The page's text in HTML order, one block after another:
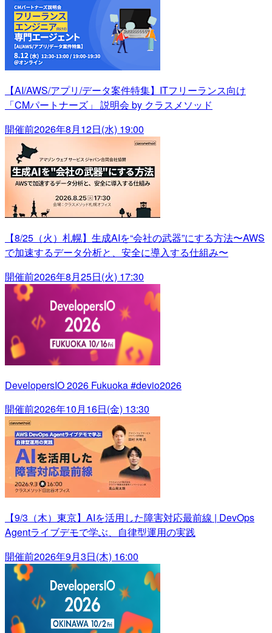
【AI/AWS/アプリ/データ案件特集】ITフリーランス向け
「CMパートナーズ」 説明会 by クラスメソッド
開催前2026年8月12日(水) 19:00
【8/25（火）札幌】生成AIを“会社の武器”にする方法〜AWS
で加速するデータ分析と、安全に導入する仕組み〜
開催前2026年8月25日(火) 17:30
DevelopersIO 2026 Fukuoka #devio2026
開催前2026年10月16日(金) 13:30
【9/3（木）東京】AIを活用した障害対応最前線 | DevOps
Agentライブデモで学ぶ、自律型運用の実践
開催前2026年9月3日(木) 16:00